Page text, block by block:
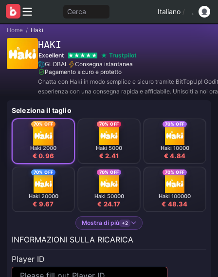
Cerca Italiano /
Home / Haki
HAKI
Excellent
Trustpilot
GLOBAL
Consegna istantanea
Pagamento sicuro e protetto
Chatta con Haki in modo semplice e sicuro tramite BitTopUp!
esperienza con una consegna rapida e affidabile. Unisciti a noi
Seleziona il taglio
70% OFF
Haki 2000
€ 0.96
70% OFF
Haki 5000
€ 2.41
70% OFF
Haki 10000
€ 4.84
70% OFF
Haki 20000
€ 9.67
70% OFF
Haki 50000
€ 24.17
70% OFF
Haki 100000
€ 48.34
Mostra di più +2
INFORMAZIONI SULLA RICARICA
Player ID